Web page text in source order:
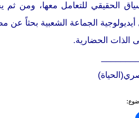
الحقيقي للتعامل معها، ومن ثم
الجماعة الشعبية بحثاً عن
الذات الحضارية.